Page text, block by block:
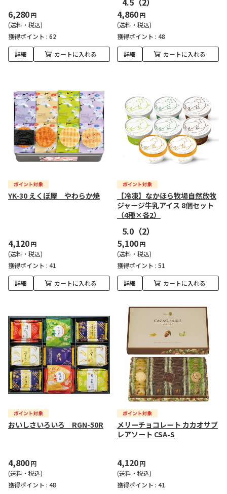
6,280円
(送料・税込)
獲得ポイント : 62
詳細 カートに入れる
4,860円
(送料・税込)
獲得ポイント : 48
詳細 カートに入れる
YK-30 えくぼ屋 やわらか焼
4,120円
(送料・税込)
獲得ポイント : 41
詳細 カートに入れる
【冷凍】なかほら牧場自然放牧
ジャージ牛乳アイス 8個セット
（4種×各2）
5.0 （2）
5,100円
(送料・税込)
獲得ポイント : 51
詳細 カートに入れる
おいしさいろいろ RGN-50R
4,800円
(送料・税込)
獲得ポイント : 48
メリーチョコレート カカオサブ
レアソート CSA-S
4,120円
(送料・税込)
獲得ポイント : 41